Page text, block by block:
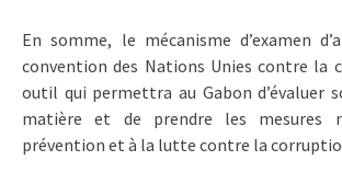
En somme, le mécanisme d’examen
convention des Nations Unies contre la
outil qui permettra au Gabon d’évaluer
matière et de prendre les mesures
prévention et à la lutte contre la